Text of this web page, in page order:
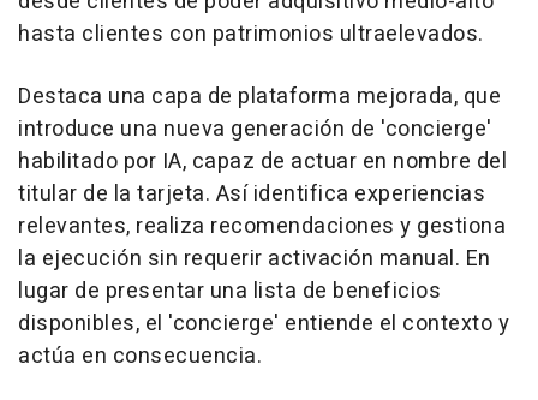
hasta clientes con patrimonios ultraelevados.
Destaca una capa de plataforma mejorada, que
introduce una nueva generación de 'concierge'
habilitado por IA, capaz de actuar en nombre del
titular de la tarjeta. Así identifica experiencias
relevantes, realiza recomendaciones y gestiona
la ejecución sin requerir activación manual. En
lugar de presentar una lista de beneficios
disponibles, el 'concierge' entiende el contexto y
actúa en consecuencia.